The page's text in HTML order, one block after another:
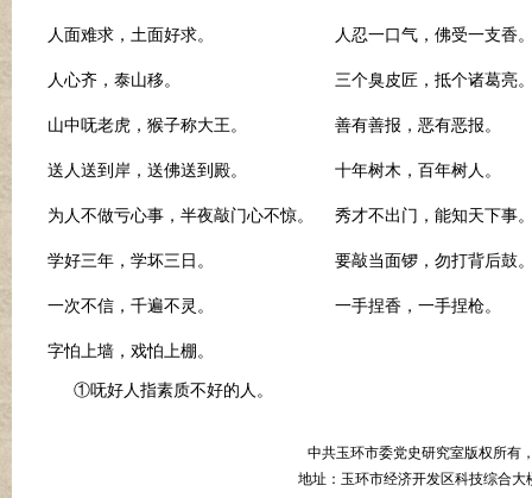
人面难求，土面好求。 人忍一口气，佛受一支香
人心齐，泰山移。 三个臭皮匠，抵个诸葛亮
山中呒老虎，猴子称大王。 善有善报，恶有
送人送到岸，送佛送到殿。 十年树木，百年树人。
为人不做亏心事，半夜敲门心不惊。 秀才不出门，能知天下
学好三年，学坏三日。 要敲当面锣，勿打背后
一次不信，千遍不灵。 一手捏香，一手捏枪。
字怕上墙，戏怕上棚。
①呒好人指素质不好的人。
中共玉环市委党史研究室版权所有
地址：玉环市经济开发区科技综合大